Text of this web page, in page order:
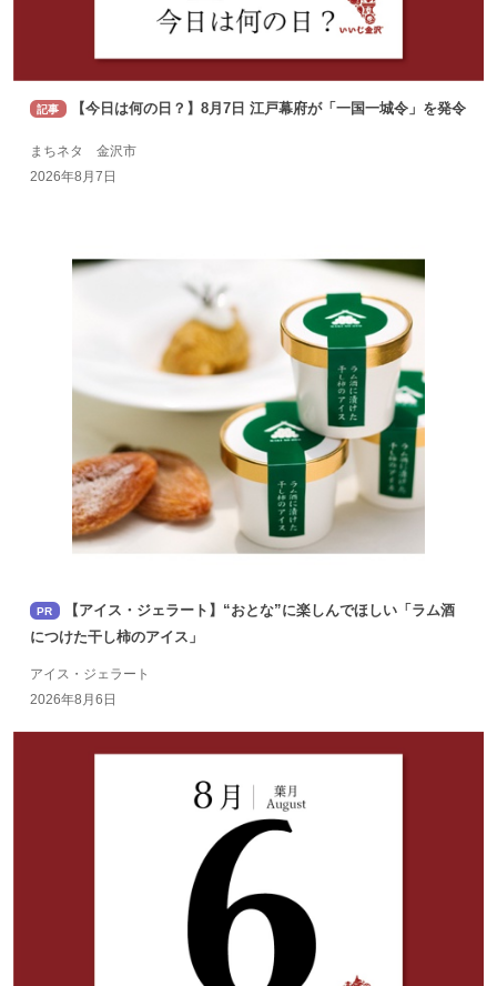
記事 【今日は何の日？】8月7日 江戸幕府が「一国一城令」を発令
まちネタ 金沢市
2026年8月7日
PR
【アイス・ジェラート】“おとな”に楽しんでほしい「ラム酒
につけた干し柿のアイス」
アイス・ジェラート
2026年8月6日